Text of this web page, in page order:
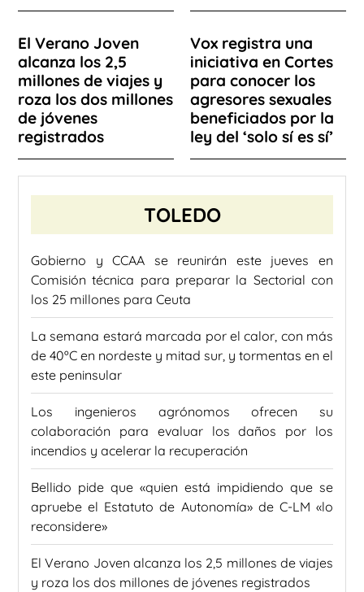
El Verano Joven
alcanza los 2,5
millones de viajes y
roza los dos millones
de jóvenes
registrados
Vox registra una
iniciativa en Cortes
para conocer los
agresores sexuales
beneficiados por la
ley del ‘solo sí es sí’
TOLEDO
Gobierno y CCAA se reunirán este jueves en
Comisión técnica para preparar la Sectorial con
los 25 millones para Ceuta
La semana estará marcada por el calor, con más
de 40ºC en nordeste y mitad sur, y tormentas en el
este peninsular
Los ingenieros agrónomos ofrecen su
colaboración para evaluar los daños por los
incendios y acelerar la recuperación
Bellido pide que «quien está impidiendo que se
apruebe el Estatuto de Autonomía» de C-LM «lo
reconsidere»
El Verano Joven alcanza los 2,5 millones de viajes
y roza los dos millones de jóvenes registrados